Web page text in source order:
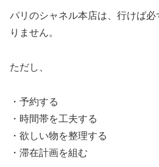
パリのシャネル本店は、行けば
りません。
ただし、
・予約する
・時間帯を工夫する
・欲しい物を整理する
・滞在計画を組む